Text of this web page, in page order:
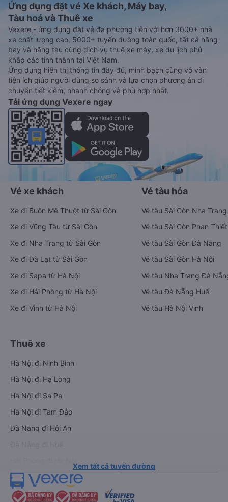
Ứng dụng đặt vé Xe khách, Máy bay,
Tàu hoả và Thuê xe
Vexere - ứng dụng đặt vé đa phương tiện với hơn 3000+ nhà
xe chất lượng cao, 5000+ tuyến đường toàn quốc, tất cả hãng
bay và hãng tàu cùng dịch vụ thuê xe máy, xe du lịch phủ
khắp các tỉnh thành tại Việt Nam.
Ứng dụng hiển thị thông tin đầy đủ, minh bạch cùng vô vàn
tiện ích giúp người dùng so sánh và lựa chọn phương án di
chuyển tiết kiệm, nhanh chóng và phù hợp nhất.
Tải ứng dụng Vexere ngay
Vé xe khách
Xe đi Buôn Mê Thuột từ Sài Gòn
Xe đi Vũng Tàu từ Sài Gòn
Xe đi Nha Trang từ Sài Gòn
Xe đi Đà Lạt từ Sài Gòn
Xe đi Sapa từ Hà Nội
Xe đi Hải Phòng từ Hà Nội
Xe đi Vinh từ Hà Nội
Vé tàu hỏa
Vé tàu Sài Gòn Nha Trang
Vé tàu Sài Gòn Phan Thiết
Vé tàu Sài Gòn Đà Nẵng
Vé tàu Sài Gòn Hà Nội
Vé tàu Nha Trang Đà
Vé tàu Đà Nẵng Huế
Vé tàu Hà Nội Vinh
Thuê xe
Hà Nội đi Ninh Bình
Hà Nội đi Hạ Long
Hà Nội đi Sa Pa
Hà Nội đi Tam Đảo
Đà Nẵng đi Hội An
Xem tất cả tuyến đường